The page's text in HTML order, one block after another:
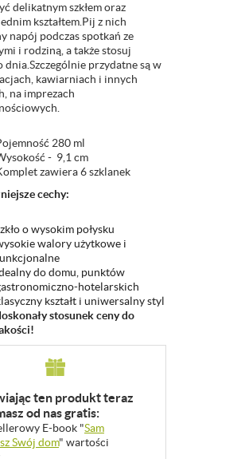
delikatnym szkłem oraz
kształtem.Pij z nich
napój podczas spotkań ze
i rodziną, a także stosuj
dnia.Szczególnie przydatne są w
kawiarniach i innych
na imprezach
280 ml
- 9,1 cm
zawiera 6 szklanek
cechy:
o wysokim połysku
walory użytkowe i
do domu, punktów
hotelarskich
kształt i uniwersalny styl
stosunek ceny do
ten produkt teraz
od nas gratis:
E-book "Sam
Swój dom" wartości